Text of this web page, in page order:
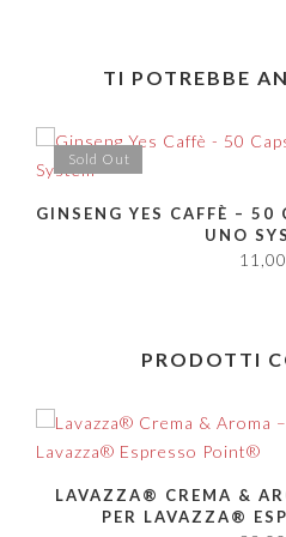
TI POTREBBE
Sold Out
GINSENG YES CAFFÈ – 50
UNO
11,00
PRODOTTI
LAVAZZA® CREMA &
PER LAVAZZA®